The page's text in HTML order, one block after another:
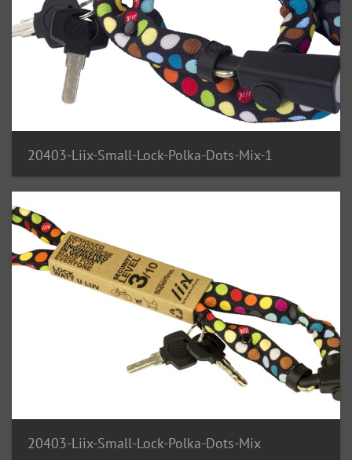
20403-Liix-Small-Lock-Polka-Dots-Mix-1
20403-Liix-Small-Lock-Polka-Dots-Mix